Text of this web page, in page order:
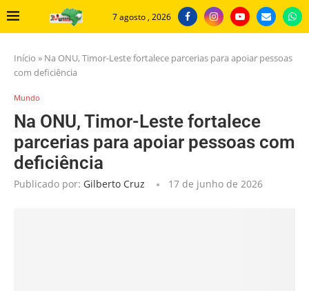
7 agosto , 2026
Início » Na ONU, Timor-Leste fortalece parcerias para apoiar pessoas
com deficiência
Mundo
Na ONU, Timor-Leste fortalece
parcerias para apoiar pessoas com
deficiência
Publicado por: Gilberto Cruz 17 de junho de 2026